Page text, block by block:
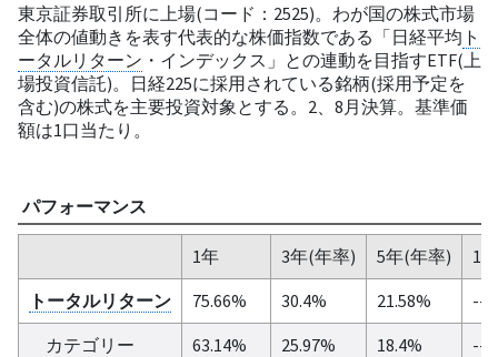
東京証券取引所に上場(コード：2525)。わが国の株式市場
全体の値動きを表す代表的な株価指数である「日経平均 ト
ータルリターン ・インデックス」との連動を目指すETF(上
場投資信託)。日経225に採用されている銘柄(採用予定を
含む)の株式を主要投資対象とする。2、8月決算。基準価
額は1口当たり。
パフォーマンス
1年 3年(年率) 5年(年率)
10
トータルリターン
75.66% 30.4% 21.58%
--
カテゴリー
63.14% 25.97% 18.4%
--